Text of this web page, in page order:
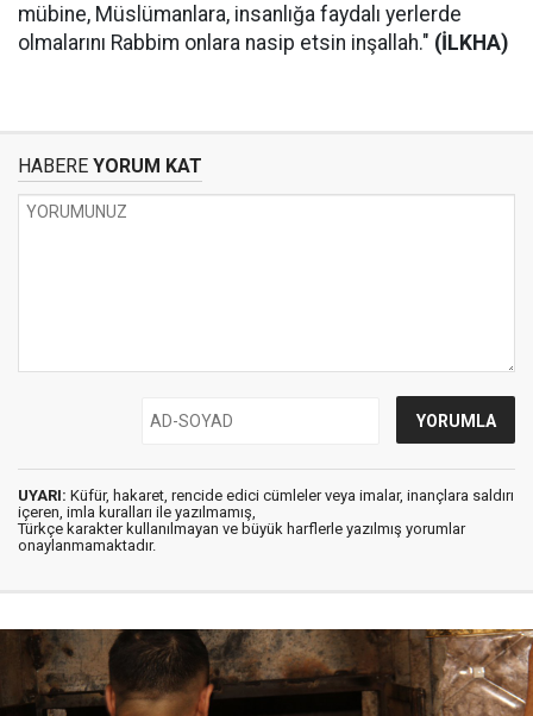
mübine, Müslümanlara, insanlığa faydalı yerlerde
olmalarını Rabbim onlara nasip etsin inşallah." (İLKHA)
HABERE YORUM KAT
UYARI: Küfür, hakaret, rencide edici cümleler veya imalar, inançlara saldırı
içeren, imla kuralları ile yazılmamış,
Türkçe karakter kullanılmayan ve büyük harflerle yazılmış yorumlar
onaylanmamaktadır.